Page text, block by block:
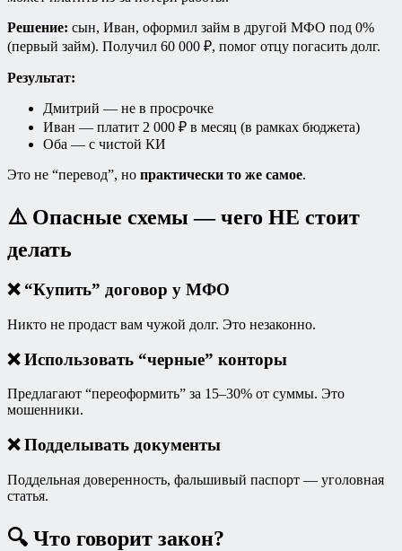
Решение: сын, Иван, оформил займ в другой МФО под 0%
(первый займ). Получил 60 000 ₽, помог отцу погасить долг.
Результат:
Дмитрий — не в просрочке
Иван — платит 2 000 ₽ в месяц (в рамках бюджета)
Оба — с чистой КИ
Это не “перевод”, но практически то же самое.
⚠️ Опасные схемы — чего НЕ стоит
делать
❌ “Купить” договор у МФО
Никто не продаст вам чужой долг. Это незаконно.
❌ Использовать “черные” конторы
Предлагают “переоформить” за 15–30% от суммы. Это
мошенники.
❌ Подделывать документы
Поддельная доверенность, фальшивый паспорт — уголовная
статья.
🔍 Что говорит закон?